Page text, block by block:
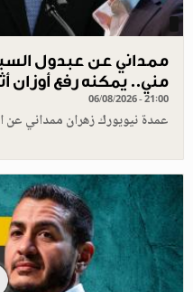
ممداني عن عبدول
مني.. يمكنه رفع أوزان
06/08/2026 - 21:00
عمدة نيويورك زهران ممداني